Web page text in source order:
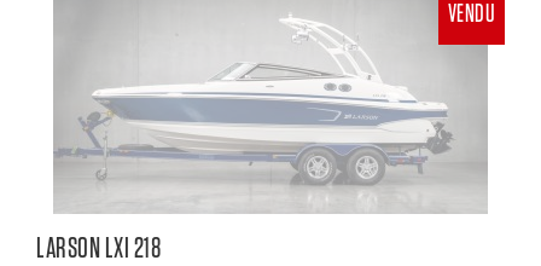
VENDU
LARSON LXI 218